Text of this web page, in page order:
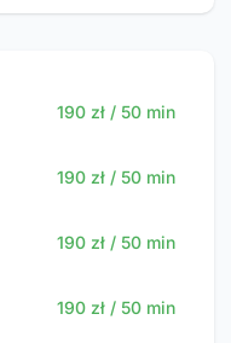
190 zł / 50 min
190 zł / 50 min
190 zł / 50 min
190 zł / 50 min